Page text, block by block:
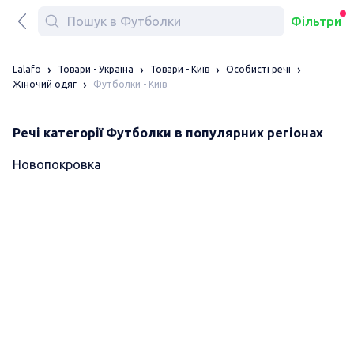
Фільтри
Lalafo Товари - Україна Товари - Київ
Особисті речі
Жіночий одяг
Футболки - Київ
Речі категорії Футболки в популярних регіонах
Новопокровка